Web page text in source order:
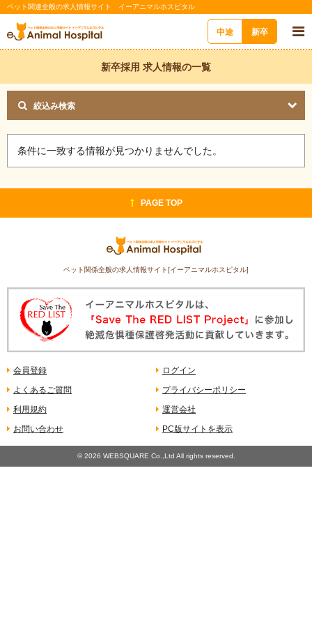
ペット関連全般の求人情報サイト イーアニマルホスピタル
中途 新卒
新卒採用 求人情報の一覧
絞込み検索
条件に一致する情報が見つかりませんでした。
PAGE TOP
ペット関係全般の求人情報サイト[イーアニマルホスピタル]
会員登録
ログイン
よくあるご質問
プライバシーポリシー
利用規約
運営会社
お問い合わせ
PC版サイトを表示
©2026 WEBSQUARE Co.,Ltd All rights reserved.